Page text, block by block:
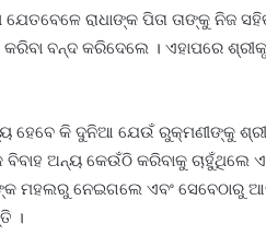
ରାଧାଙ୍କ ପିତା ତାଙ୍କୁ ନିଜ
ବନ୍ଦ କରିଦେଲେ । ଏହାପରେ
ହେବେ କି ଦୁନିଆ ଯେଉଁ ରୁକ୍ମଣୀଙ୍କୁ
ବିବାହ ଅନ୍ୟ କେଉଁଠି କରିବାକୁ ଚାହୁଁଥିଲେ
ମହଲରୁ ନେଇଗଲେ ଏବଂ ସେବେଠାରୁ
।